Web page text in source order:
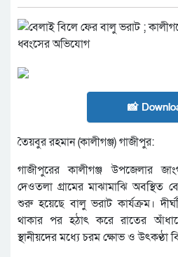
📸
তৈয়বুর রহমান (কালীগঞ্জ) গাজীপুর:
গাজীপুরের কালীগঞ্জ উপজেলার
দেওতলা গ্রামের মাঝামাঝি অবস্থিত
শুরু হয়েছে বালু ভরাট কার্যক্রম।
থাকার পর হঠাৎ করে রাতের
স্থানীয়দের মধ্যে চরম ক্ষোভ ও উৎকণ্ঠা